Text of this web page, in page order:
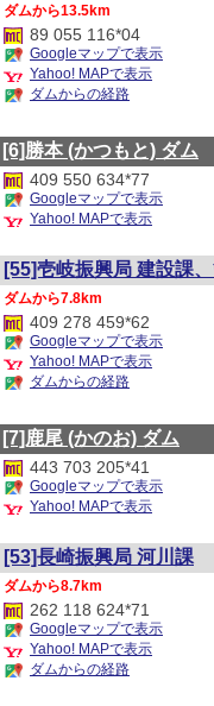
13.5km
89 055 116*04
Googleマップで表示
Yahoo! MAPで表示
ダムからの経路
[6]勝本 (かつもと) ダム
409 550 634*77
Googleマップで表示
Yahoo! MAPで表示
[55]壱岐振興局 建設課
7.8km
409 278 459*62
Googleマップで表示
Yahoo! MAPで表示
ダムからの経路
[7]鹿尾 (かのお) ダム
443 703 205*41
Googleマップで表示
Yahoo! MAPで表示
[53]長崎振興局 河川課
8.7km
262 118 624*71
Googleマップで表示
Yahoo! MAPで表示
ダムからの経路